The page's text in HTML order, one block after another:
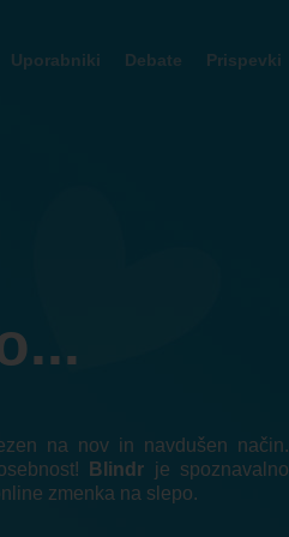
Uporabniki Debate Prispevki
na nov in navdušen način.
Blindr je spoznavalno
zmenka na slepo.